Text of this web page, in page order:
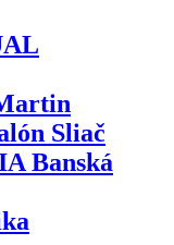
Sliač
Banská